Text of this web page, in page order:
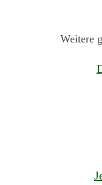
Weitere